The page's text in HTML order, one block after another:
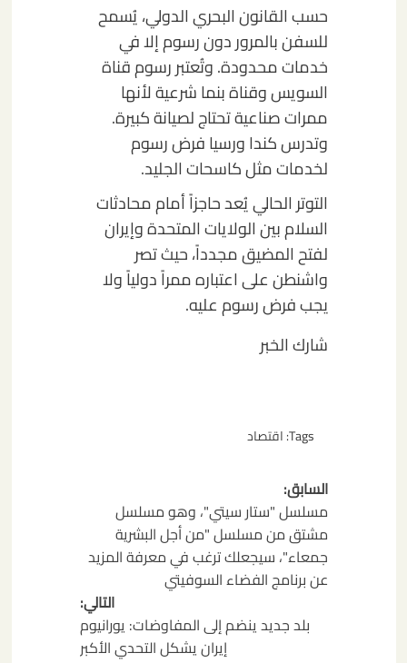
حسب القانون البحري الدولي، يُسمح
للسفن بالمرور دون رسوم إلا في
خدمات محدودة. وتُعتبر رسوم قناة
السويس وقناة بنما شرعية لأنها
ممرات صناعية تحتاج لصيانة كبيرة.
وتدرس كندا ورسيا فرض رسوم
لخدمات مثل كاسحات الجليد.
التوتر الحالي يُعد حاجزاً أمام محادثات
السلام بين الولايات المتحدة وإيران
لفتح المضيق مجدداً، حيث تصر
واشنطن على اعتباره ممراً دولياً ولا
يجب فرض رسوم عليه.
شارك الخبر
Tags: اقتصاد
تصفّح
المقالات
السابق:
مسلسل "ستار سيتي"، وهو مسلسل
مشتق من مسلسل "من أجل البشرية
جمعاء"، سيجعلك ترغب في معرفة المزيد
عن برنامج الفضاء السوفيتي
التالي:
بلد جديد ينضم إلى المفاوضات: يورانيوم
إيران يشكل التحدي الأكبر